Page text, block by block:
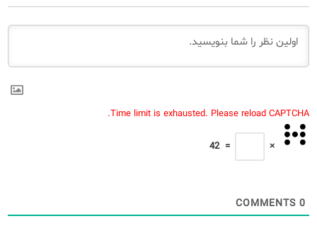
Time limit is exhausted. Please reload CAPTCHA.
×
=
42
0